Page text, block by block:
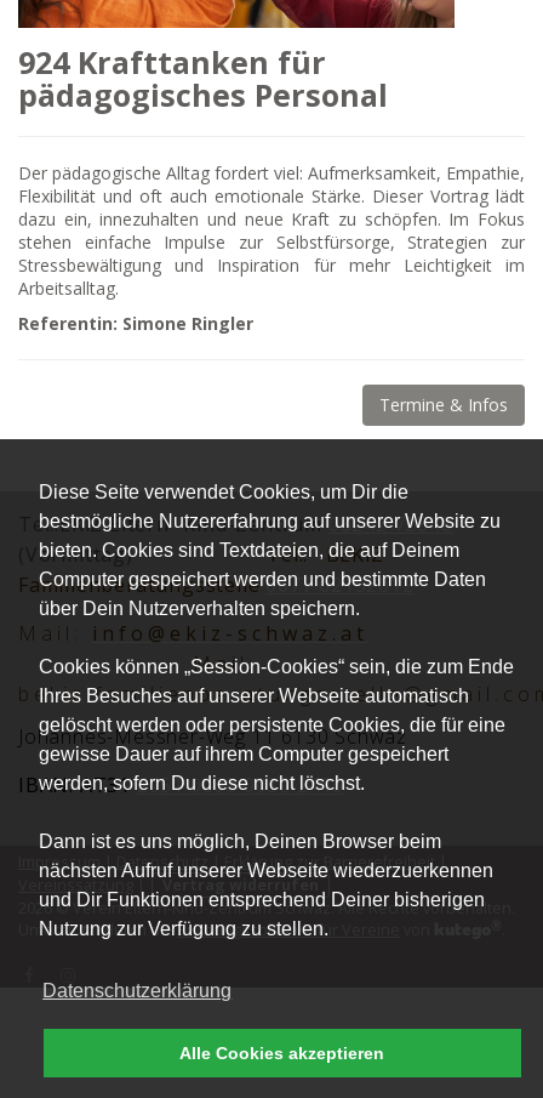
Diese Seite verwendet Cookies, um Dir die
bestmögliche Nutzererfahrung auf unserer Website zu
bieten. Cookies sind Textdateien, die auf Deinem
Computer gespeichert werden und bestimmte Daten
über Dein Nutzerverhalten speichern.
Cookies können „Session-Cookies“ sein, die zum Ende
Ihres Besuches auf unserer Webseite automatisch
gelöscht werden oder persistente Cookies, die für eine
gewisse Dauer auf ihrem Computer gespeichert
werden, sofern Du diese nicht löschst.
Dann ist es uns möglich, Deinen Browser beim
nächsten Aufruf unserer Webseite wiederzuerkennen
und Dir Funktionen entsprechend Deiner bisherigen
Nutzung zur Verfügung zu stellen.
Datenschutzerklärung
Alle Cookies akzeptieren
924 Krafttanken für
pädagogisches Personal
Der pädagogische Alltag fordert viel: Aufmerksamkeit, Empathie,
Flexibilität und oft auch emotionale Stärke. Dieser Vortrag lädt
dazu ein, innezuhalten und neue Kraft zu schöpfen. Im Fokus
stehen einfache Impulse zur Selbstfürsorge, Strategien zur
Stressbewältigung und Inspiration für mehr Leichtigkeit im
Arbeitsalltag.
Referentin: Simone Ringler
Termine & Infos
Tel.:EKiZ Eltern -Kind-Zentrum 05242 72848
(Vormittag)Tel.: BEKiZ
Familienberatungsstelle0677 62152012
Mai l:
info@ekiz-schwaz.at
Mail:
Johannes-Messner-Weg 11 6130 Schwaz
IBAN: AT312051 0008 0030 2416
Impressum| Datenschutz|Erklärung zur Barrierefreiheit|
2026 © Verein Eltern-Kind-Zentrum Schwaz. Alle Rechte vorbehalten.
Unterstützt durch dieBuchungssoftware für Vereine